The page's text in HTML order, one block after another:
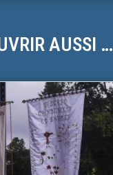
AUSSI …